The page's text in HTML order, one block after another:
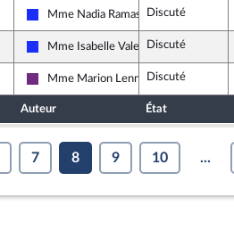
Les Républicains
Mme Nadia RamassamyDiscuté
Les Républicains
Mme Isabelle ValentinDiscuté
La République en Marche
Mme Marion Lenne Discuté
Auteur État
7 8 9 10 ...